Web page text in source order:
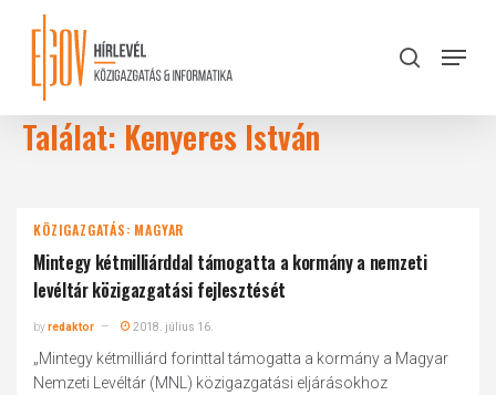
content
search
Menu
Találat: Kenyeres István
KÖZIGAZGATÁS: MAGYAR
Mintegy kétmilliárddal támogatta a kormány a nemzeti
levéltár közigazgatási fejlesztését
byredaktor 2018. július 16.
„Mintegy kétmilliárd forinttal támogatta a kormány a Magyar
Nemzeti Levéltár (MNL) közigazgatási eljárásokhoz
Close